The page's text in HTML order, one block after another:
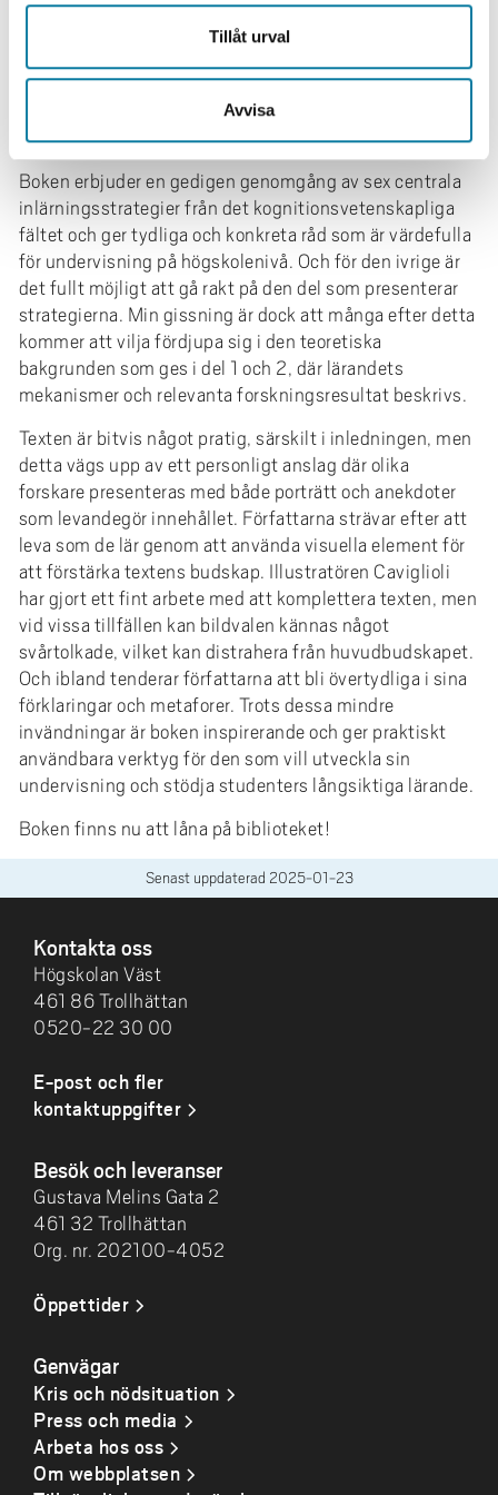
Tillåt urval
Avvisa
bilder för att förstärka förståelse.
av de sex strategierna, fördelade över tre kapitel
anpassade för olika målgrupper: lärare, elever och
studenter samt föräldrar.
Boken erbjuder en gedigen genomgång av sex centrala
inlärningsstrategier från det kognitionsvetenskapliga
fältet och ger tydliga och konkreta råd som är värdefulla
för undervisning på högskolenivå. Och för den ivrige är
det fullt möjligt att gå rakt på den del som presenterar
strategierna. Min gissning är dock att många efter detta
kommer att vilja fördjupa sig i den teoretiska
bakgrunden som ges i del 1 och 2, där lärandets
mekanismer och relevanta forskningsresultat beskrivs.
Texten är bitvis något pratig, särskilt i inledningen, men
detta vägs upp av ett personligt anslag där olika
forskare presenteras med både porträtt och anekdoter
som levandegör innehållet. Författarna strävar efter att
leva som de lär genom att använda visuella element för
att förstärka textens budskap. Illustratören Caviglioli
har gjort ett fint arbete med att komplettera texten, men
vid vissa tillfällen kan bildvalen kännas något
svårtolkade, vilket kan distrahera från huvudbudskapet.
Och ibland tenderar författarna att bli övertydliga i sina
förklaringar och metaforer. Trots dessa mindre
invändningar är boken inspirerande och ger praktiskt
användbara verktyg för den som vill utveckla sin
undervisning och stödja studenters långsiktiga lärande.
Boken finns nu att låna på biblioteket!
Senast uppdaterad 2025-01-23
Kontakta oss
Högskolan Väst
461 86 Trollhättan
0520-22 30 00
E-post och fler
kontaktuppgifter
Besök och leveranser
Gustava Melins Gata 2
461 32 Trollhättan
Org. nr. 202100-4052
Öppettider
Genvägar
Kris och nödsituation
Press och media
Arbeta hos oss
Om webbplatsen